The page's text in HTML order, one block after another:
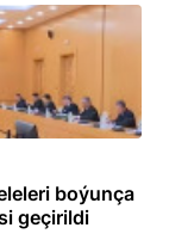
boýunça
geçirildi